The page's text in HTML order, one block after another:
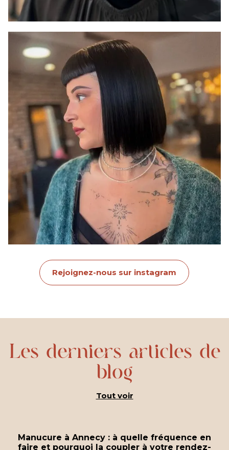
Rejoignez-nous sur instagram
Les derniers articles de
blog
Tout voir
Manucure à Annecy : à quelle fréquence en
faire et pourquoi la coupler à votre rendez-